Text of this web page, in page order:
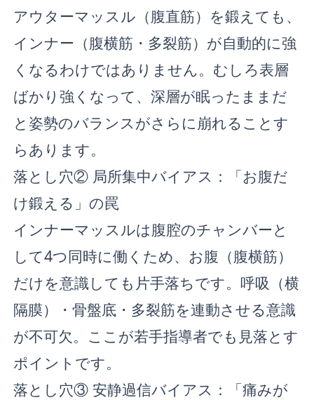
アウターマッスル（腹直筋）を鍛えても、
インナー（腹横筋・多裂筋）が自動的に強
くなるわけではありません。むしろ表層
ばかり強くなって、深層が眠ったままだ
と姿勢のバランスがさらに崩れることす
らあります。
落とし穴② 局所集中バイアス：「お腹だ
け鍛える」の罠
インナーマッスルは腹腔のチャンバーと
して4つ同時に働くため、お腹（腹横筋）
だけを意識しても片手落ちです。呼吸（横
隔膜）・骨盤底・多裂筋を連動させる意識
が不可欠。ここが若手指導者でも見落とす
ポイントです。
落とし穴③ 安静過信バイアス：「痛みが